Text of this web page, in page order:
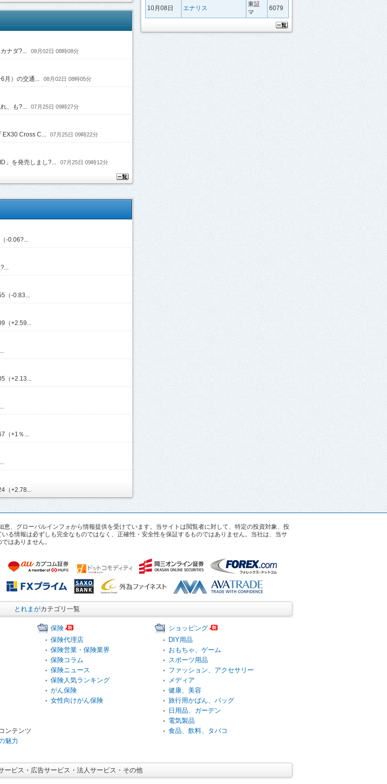
ナダ?... 08月02日 08時08分
）の交通... 08月02日 08時05分
、も?... 07月25日 09時27分
Cross C... 07月25日 09時22分
」を発売しまし?... 07月25日 09時12分
0.06?...
-0.83...
+2.59...
+2.13...
+1％...
+2.78...
10月08日 エナリス
東証
マ
6079
、グローバルインフォから情報提供を受けています。当サイトは閲覧者に対して、特定の投資対象、投
る情報は必ずしも完全なものではなく、正確性・安全性を保証するものではありません。当社は、当サ
はありません。
とれまがカテゴリ一覧
ンテンツ
魅力
保険
保険代理店
保険営業・保険業界
保険コラム
保険ニュース
保険人気ランキング
がん保険
女性向けがん保険
ショッピング
DIY用品
おもちゃ、ゲーム
スポーツ用品
ファッション、アクセサリー
メディア
健康、美容
旅行用かばん、バッグ
日用品、ガーデン
電気製品
食品、飲料、タバコ
ービス・広告サービス・法人サービス・その他